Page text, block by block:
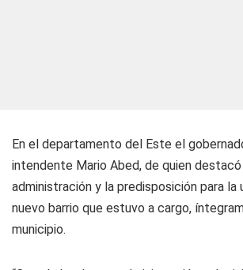
En el departamento del Este el
intendente Mario Abed, de quien destacó
administración y la predisposición para la
nuevo barrio que estuvo a cargo,
municipio.